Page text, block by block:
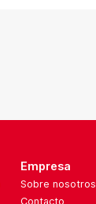
Empresa
Sobre nosotros
Contacto